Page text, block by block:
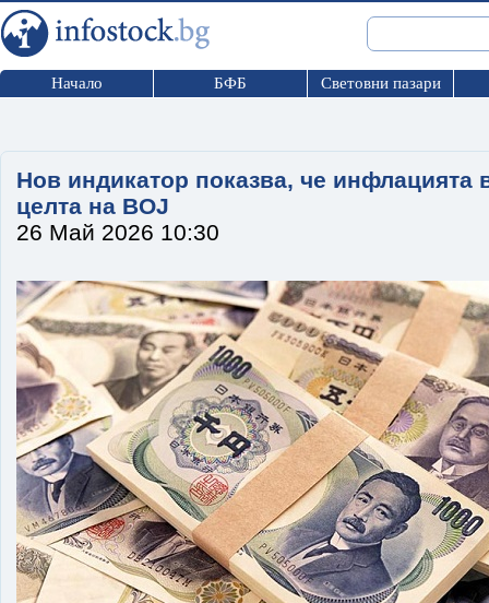
Начало БФБ Световни пазари
Нов индикатор показва, че инфлацията
целта на BOJ
26 Май 2026 10:30